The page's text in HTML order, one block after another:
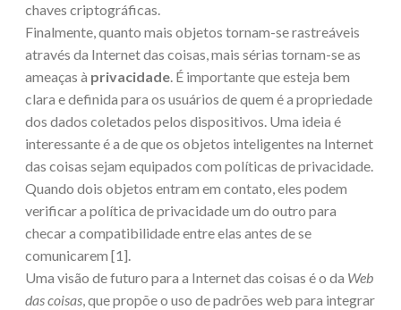
chaves criptográficas.
Finalmente, quanto mais objetos tornam-se rastreáveis
através da Internet das coisas, mais sérias tornam-se as
ameaças à privacidade. É importante que esteja bem
clara e definida para os usuários de quem é a propriedade
dos dados coletados pelos dispositivos. Uma ideia é
interessante é a de que os objetos inteligentes na Internet
das coisas sejam equipados com políticas de privacidade.
Quando dois objetos entram em contato, eles podem
verificar a política de privacidade um do outro para
checar a compatibilidade entre elas antes de se
comunicarem [1].
Uma visão de futuro para a Internet das coisas é o da Web
das coisas, que propõe o uso de padrões web para integrar